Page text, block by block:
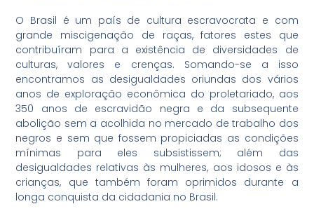
O Brasil é um país de cultura escravocrata e com
grande miscigenação de raças, fatores estes que
contribuíram para a existência de diversidades de
culturas, valores e crenças. Somando-se a isso
encontramos as desigualdades oriundas dos vários
anos de exploração econômica do proletariado, aos
350 anos de escravidão negra e da subsequente
abolição sem a acolhida no mercado de trabalho dos
negros e sem que fossem propiciadas as condições
mínimas para eles subsistissem; além das
desigualdades relativas às mulheres, aos idosos e às
crianças, que também foram oprimidos durante a
longa conquista da cidadania no Brasil.